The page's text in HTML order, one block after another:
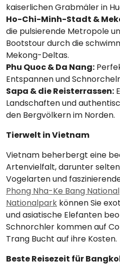
kaiserlichen Grabmäler in
Ho-Chi-Minh-Stadt &
die pulsierende Metropole
Bootstour durch die
Mekong-Deltas.
Phu Quoc & Da Nang:
Entspannen und
Sapa & die Reisterrassen:
Landschaften und
den Bergvölkern im Norden.
Tierwelt in Vietnam
Vietnam beherbergt eine
Artenvielfalt, darunter
Vogelarten und
Phong Nha-Ke Bang
Nationalpark können Sie
und asiatische Elefanten
Schnorchler kommen auf
Trang Bucht auf ihre Kosten.
Beste Reisezeit für